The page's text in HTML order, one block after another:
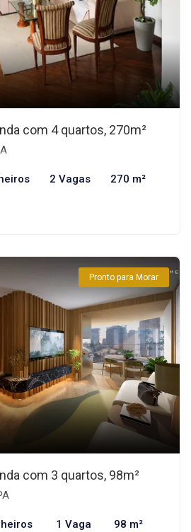
com 4 quartos, 270m²
2 Vagas 270 m²
Pronto para Morar
com 3 quartos, 98m²
1 Vaga 98 m²